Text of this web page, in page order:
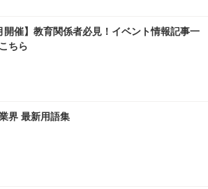
開催】教育関係者必見！イベント情報記事一
ちら
界 最新用語集